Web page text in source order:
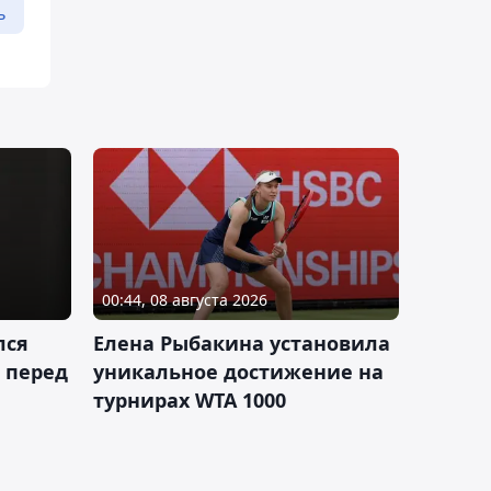
перед
00:44, 08 августа 2026
Елена Рыбакина установила
уникальное достижение на
турнирах WTA 1000